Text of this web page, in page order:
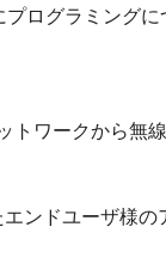
ログラミング
ワークから無
ンドユーザ様の